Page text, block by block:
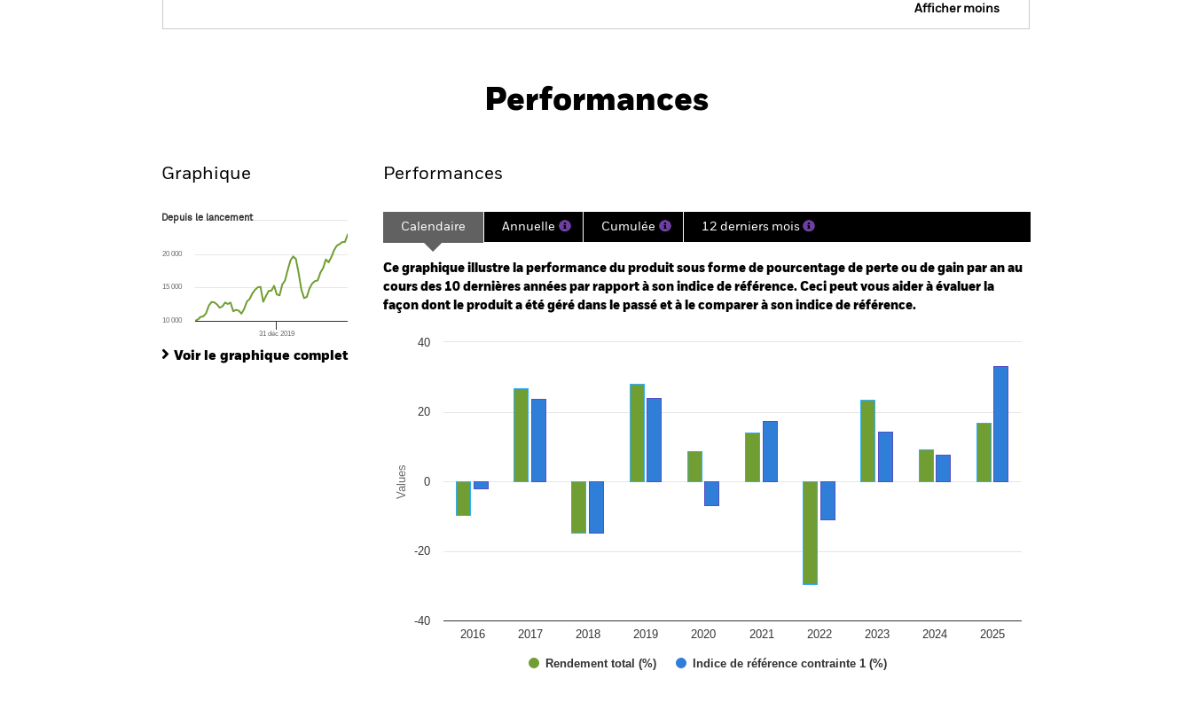
Afficher moins
Performances
Graphique
Depuis le lancement
The chart has 1 X axis displaying Time. Range: 2012-07-01 00:00:00 to 2026-07-31 00:00:00.
The chart has 1 Y axis displaying values. Range: 0 to 150.
Depuis le lancement
31 déc 2019
10 000
15 000
20 000
Voir le graphique complet
Performances
Calendaire Annuelle Cumulée 12 derniers mois
Ce graphique illustre la performance du produit sous forme de pourcentage de perte ou de gain par an au
cours des 10 dernières années par rapport à son indice de référence. Ceci peut vous aider à évaluer la
façon dont le produit a été géré dans le passé et à le comparer à son indice de référence.
Bar chart with 2 data series.
Values
Rendement total (%) Indice de référence contrainte 1 (%)
2016 2017 2018 2019 2020 2021 2022 2023 2024 2025
-40
-20
0
20
40